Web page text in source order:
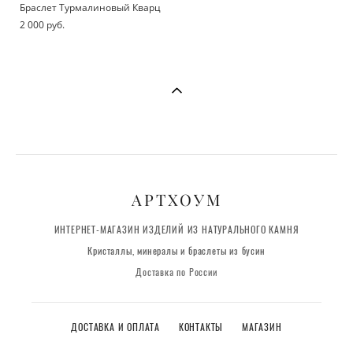
Браслет Турмалиновый Кварц
2 000 pуб.
АРТХОУМ
ИНТЕРНЕТ-МАГАЗИН ИЗДЕЛИЙ ИЗ НАТУРАЛЬНОГО КАМНЯ
Кристаллы, минералы и браслеты из бусин
Доставка по России
ДОСТАВКА И ОПЛАТА КОНТАКТЫ МАГАЗИН